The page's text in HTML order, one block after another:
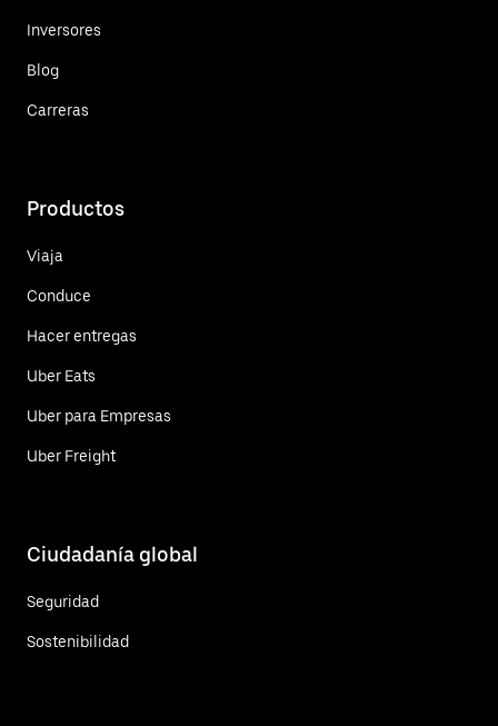
Inversores
Blog
Carreras
Productos
Viaja
Conduce
Hacer entregas
Uber Eats
Uber para Empresas
Uber Freight
Ciudadanía global
Seguridad
Sostenibilidad